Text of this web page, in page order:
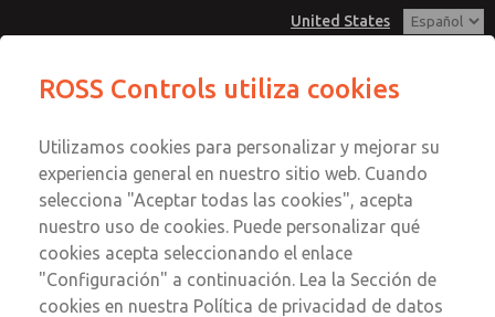
United States
Cuenta
Ver Carrito de Compra
Registrarse
Inscribirse
ROSS Controls utiliza cookies
Utilizamos cookies para personalizar y mejorar su
experiencia general en nuestro sitio web. Cuando
selecciona "Aceptar todas las cookies", acepta
nuestro uso de cookies. Puede personalizar qué
cookies acepta seleccionando el enlace
"Configuración" a continuación. Lea la Sección de
cookies en nuestra Política de privacidad de datos